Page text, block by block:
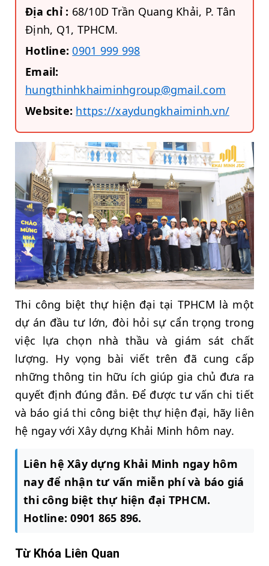
Địa chỉ : 68/10D Trần Quang Khải, P. Tân
Định, Q1, TPHCM.
Hotline: 0901 999 998
Email:
hungthinhkhaiminhgroup@gmail.com
Website: https://xaydungkhaiminh.vn/
Thi công biệt thự hiện đại tại TPHCM là một
dự án đầu tư lớn, đòi hỏi sự cẩn trọng trong
việc lựa chọn nhà thầu và giám sát chất
lượng. Hy vọng bài viết trên đã cung cấp
những thông tin hữu ích giúp gia chủ đưa ra
quyết định đúng đắn. Để được tư vấn chi tiết
và báo giá thi công biệt thự hiện đại, hãy liên
hệ ngay với Xây dựng Khải Minh hôm nay.
Liên hệ Xây dựng Khải Minh ngay hôm
nay để nhận tư vấn miễn phí và báo giá
thi công biệt thự hiện đại TPHCM.
Hotline: 0901 865 896.
Từ Khóa Liên Quan